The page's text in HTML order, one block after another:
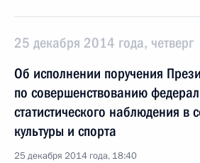
25 декабря 2014 года, четверг
Об исполнении поручения
по совершенствованию
статистического наблюдения в
культуры и спорта
25 декабря 2014 года, 18:40